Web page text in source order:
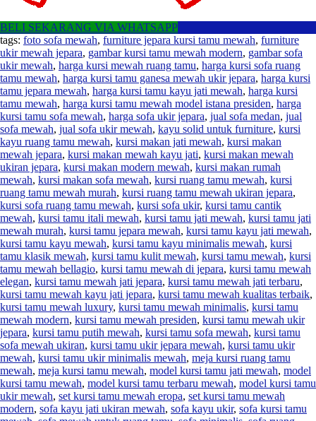
BELI SEKARANG VIA WHATSAPP
tags: foto sofa mewah, furniture jepara kursi tamu mewah, furniture
ukir mewah jepara, gambar kursi tamu mewah modern, gambar sofa
ukir mewah, harga kursi mewah ruang tamu, harga kursi sofa ruang
tamu mewah, harga kursi tamu ganesa mewah ukir jepara, harga kursi
tamu jepara mewah, harga kursi tamu kayu jati mewah, harga kursi
tamu mewah, harga kursi tamu mewah model istana presiden, harga
kursi tamu sofa mewah, harga sofa ukir jepara, jual sofa medan, jual
sofa mewah, jual sofa ukir mewah, kayu solid untuk furniture, kursi
kayu ruang tamu mewah, kursi makan jati mewah, kursi makan
mewah jepara, kursi makan mewah kayu jati, kursi makan mewah
ukiran jepara, kursi makan modern mewah, kursi makan rumah
mewah, kursi makan sofa mewah, kursi ruang tamu mewah, kursi
ruang tamu mewah murah, kursi ruang tamu mewah ukiran jepara,
kursi sofa ruang tamu mewah, kursi sofa ukir, kursi tamu cantik
mewah, kursi tamu itali mewah, kursi tamu jati mewah, kursi tamu jati
mewah murah, kursi tamu jepara mewah, kursi tamu kayu jati mewah,
kursi tamu kayu mewah, kursi tamu kayu minimalis mewah, kursi
tamu klasik mewah, kursi tamu kulit mewah, kursi tamu mewah, kursi
tamu mewah bellagio, kursi tamu mewah di jepara, kursi tamu mewah
elegan, kursi tamu mewah jati jepara, kursi tamu mewah jati terbaru,
kursi tamu mewah kayu jati jepara, kursi tamu mewah kualitas terbaik,
kursi tamu mewah luxury, kursi tamu mewah minimalis, kursi tamu
mewah modern, kursi tamu mewah presiden, kursi tamu mewah ukir
jepara, kursi tamu putih mewah, kursi tamu sofa mewah, kursi tamu
sofa mewah ukiran, kursi tamu ukir jepara mewah, kursi tamu ukir
mewah, kursi tamu ukir minimalis mewah, meja kursi ruang tamu
mewah, meja kursi tamu mewah, model kursi tamu jati mewah, model
kursi tamu mewah, model kursi tamu terbaru mewah, model kursi tamu
ukir mewah, set kursi tamu mewah eropa, set kursi tamu mewah
modern, sofa kayu jati ukiran mewah, sofa kayu ukir, sofa kursi tamu